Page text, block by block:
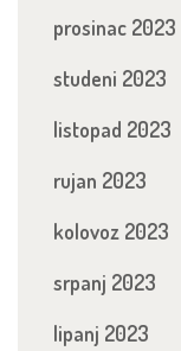
prosinac 2023
studeni 2023
listopad 2023
rujan 2023
kolovoz 2023
srpanj 2023
lipanj 2023